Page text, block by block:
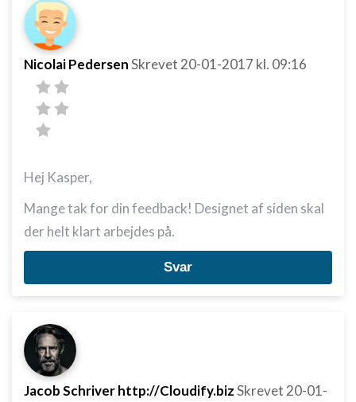
Nicolai PedersenSkrevet 20-01-2017 kl. 09:16
Hej Kasper,
Mange tak for din feedback! Designet af siden skal
der helt klart arbejdes på.
Svar
Jacob Schriver http://Cloudify.bizSkrevet 20-01-